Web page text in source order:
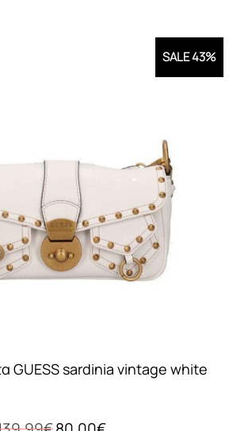
SALE 43%
GUESS sardinia vintage white
Original Η